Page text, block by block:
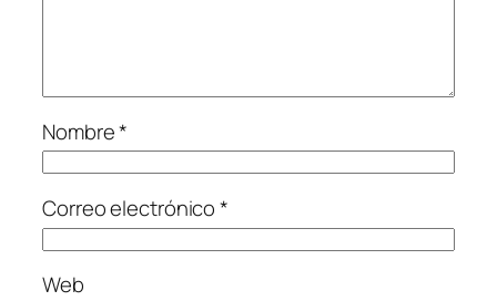
Nombre*
Correo electrónico*
Web